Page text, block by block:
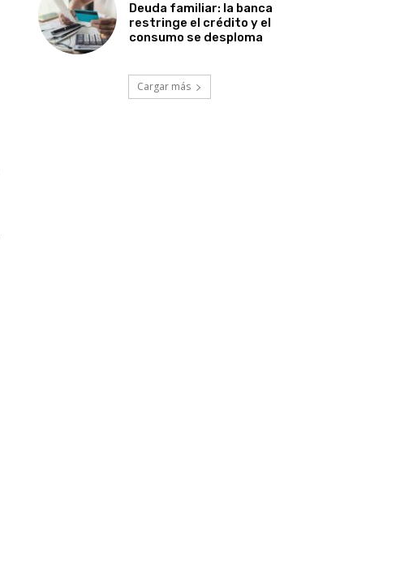
Deuda familiar: la banca
restringe el crédito y el
consumo se desploma
Cargar más